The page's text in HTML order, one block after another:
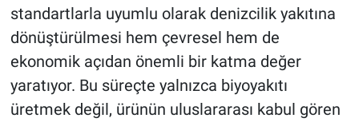
standartlarla uyumlu olarak denizcilik yakıtına
dönüştürülmesi hem çevresel hem de
ekonomik açıdan önemli bir katma değer
yaratıyor. Bu süreçte yalnızca biyoyakıtı
üretmek değil, ürünün uluslararası kabul gören